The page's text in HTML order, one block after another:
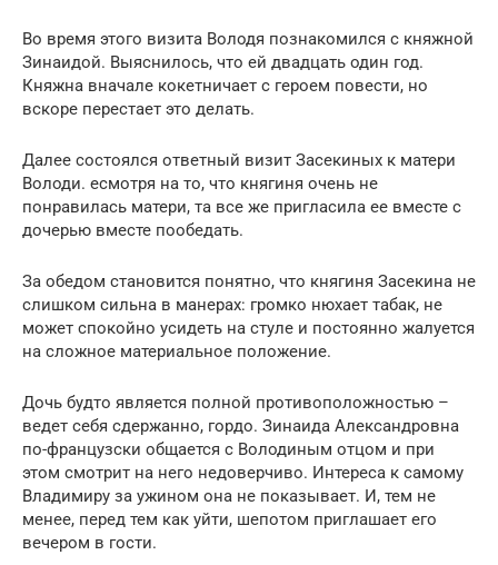
Во время этого визита Володя познакомился с княжной
Зинаидой. Выяснилось, что ей двадцать один год.
Княжна вначале кокетничает с героем повести, но
вскоре перестает это делать.
Далее состоялся ответный визит Засекиных к матери
Володи. есмотря на то, что княгиня очень не
понравилась матери, та все же пригласила ее вместе с
дочерью вместе пообедать.
За обедом становится понятно, что княгиня Засекина не
слишком сильна в манерах: громко нюхает табак, не
может спокойно усидеть на стуле и постоянно жалуется
на сложное материальное положение.
Дочь будто является полной противоположностью –
ведет себя сдержанно, гордо. Зинаида Александровна
по-французски общается с Володиным отцом и при
этом смотрит на него недоверчиво. Интереса к самому
Владимиру за ужином она не показывает. И, тем не
менее, перед тем как уйти, шепотом приглашает его
вечером в гости.